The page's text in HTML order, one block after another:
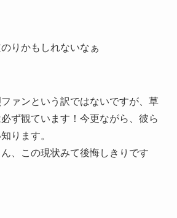
りかもしれないなぁ
ァンという訳ではないですが、草
ず観ています！今更ながら、彼ら
ります。
、この現状みて後悔しきりです